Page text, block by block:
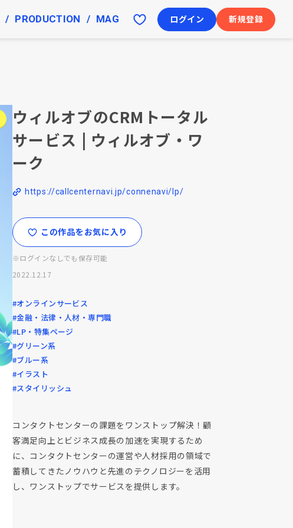
PRODUCTION MAG ログイン 新規登録
ウィルオブのCRMトータル
サービス | ウィルオブ・ワ
ーク
https://callcenternavi.jp/connenavi/lp/
この作品をお気に入り
※ログインなしでも保存可能
2022.12.17
#オンラインサービス
#金融・法律・人材・専門職
#LP・特集ページ
#グリーン系
#ブルー系
#イラスト
#スタイリッシュ
コンタクトセンターの課題をワンストップ解決！顧
客満足向上とビジネス成長の加速を実現するため
に、コンタクトセンターの運営や人材採用の領域で
蓄積してきたノウハウと先進のテクノロジーを活用
し、ワンストップでサービスを提供します。